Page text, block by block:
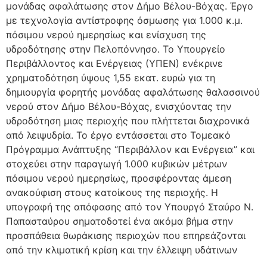
μονάδας αφαλάτωσης στον Δήμο Βέλου-Βόχας. Έργο
με τεχνολογία αντίστροφης όσμωσης για 1.000 κ.μ.
πόσιμου νερού ημερησίως και ενίσχυση της
υδροδότησης στην Πελοπόννησο. Το Υπουργείο
Περιβάλλοντος και Ενέργειας (ΥΠΕΝ) ενέκρινε
χρηματοδότηση ύψους 1,55 εκατ. ευρώ για τη
δημιουργία φορητής μονάδας αφαλάτωσης θαλασσινού
νερού στον Δήμο Βέλου-Βόχας, ενισχύοντας την
υδροδότηση μιας περιοχής που πλήττεται διαχρονικά
από λειψυδρία. Το έργο εντάσσεται στο Τομεακό
Πρόγραμμα Ανάπτυξης “Περιβάλλον και Ενέργεια” και
στοχεύει στην παραγωγή 1.000 κυβικών μέτρων
πόσιμου νερού ημερησίως, προσφέροντας άμεση
ανακούφιση στους κατοίκους της περιοχής. Η
υπογραφή της απόφασης από τον Υπουργό Σταύρο Ν.
Παπασταύρου σηματοδοτεί ένα ακόμα βήμα στην
προσπάθεια θωράκισης περιοχών που επηρεάζονται
από την κλιματική κρίση και την έλλειψη υδάτινων